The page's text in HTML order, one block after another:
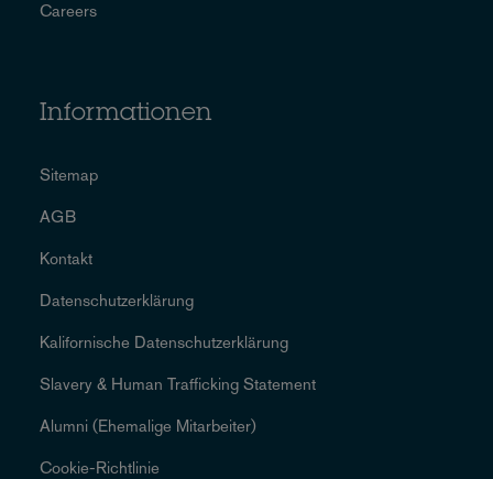
Careers
Informationen
Sitemap
AGB
Kontakt
Datenschutzerklärung
Kalifornische Datenschutzerklärung
Slavery & Human Trafficking Statement
Alumni (Ehemalige Mitarbeiter)
Cookie-Richtlinie